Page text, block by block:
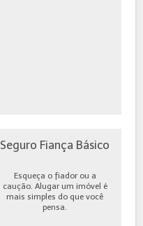
Seguro Fiança Básico
Esqueça o fiador ou a
caução. Alugar um imóvel é
mais simples do que você
pensa.